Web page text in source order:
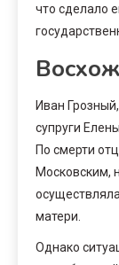
что сделало
Иван
супруги
По смерти
Московским,
матери.
Однако